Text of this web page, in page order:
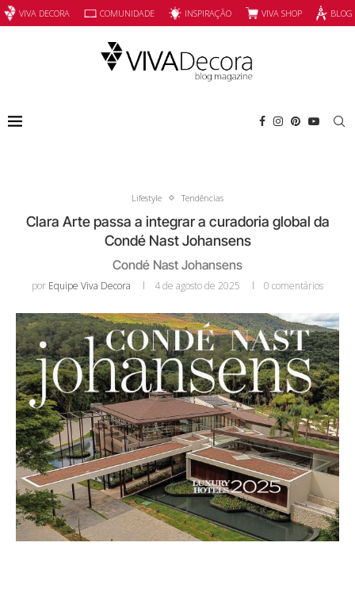
VIVA DECORA COMUNIDADE INSPIRAÇÃO VIVA SHOP
Lifestyle Tendências
Clara Arte passa a integrar a curadoria global da
Condé Nast Johansens
Condé Nast Johansens
por Equipe Viva Decora 4 de agosto de 2025 0 comentários